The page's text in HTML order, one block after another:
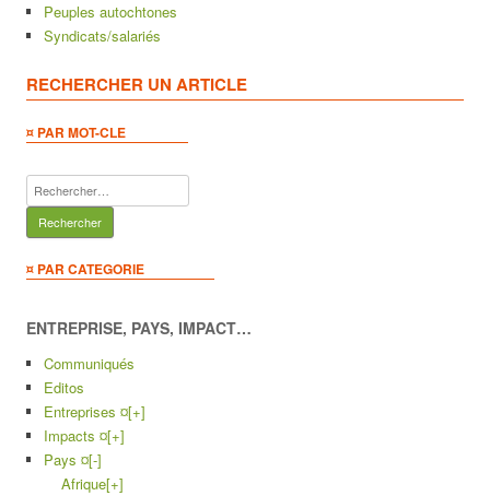
Peuples autochtones
Syndicats/salariés
RECHERCHER UN ARTICLE
¤ PAR MOT-CLE
Rechercher :
¤ PAR CATEGORIE
ENTREPRISE, PAYS, IMPACT…
Communiqués
Editos
Entreprises ¤[+]
Impacts ¤[+]
Pays ¤[-]
Afrique[+]